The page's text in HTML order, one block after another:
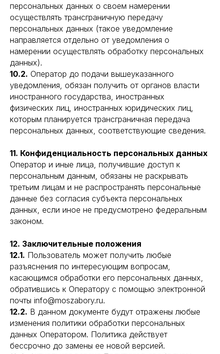
персональных данных о своем намерении
осуществлять трансграничную передачу
персональных данных (такое уведомление
направляется отдельно от уведомления о
намерении осуществлять обработку персональных
данных).
10.2. Оператор до подачи вышеуказанного
уведомления, обязан получить от органов власти
иностранного государства, иностранных
физических лиц, иностранных юридических лиц,
которым планируется трансграничная передача
персональных данных, соответствующие сведения.
11. Конфиденциальность персональных данных
Оператор и иные лица, получившие доступ к
персональным данным, обязаны не раскрывать
третьим лицам и не распространять персональные
данные без согласия субъекта персональных
данных, если иное не предусмотрено федеральным
законом.
12. Заключительные положения
12.1. Пользователь может получить любые
разъяснения по интересующим вопросам,
касающимся обработки его персональных данных,
обратившись к Оператору с помощью электронной
почты info@moszabory.ru.
12.2. В данном документе будут отражены любые
изменения политики обработки персональных
данных Оператором. Политика действует
бессрочно до замены ее новой версией.